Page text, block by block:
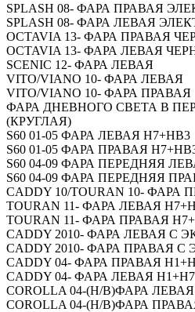
SPLASH 08- ФАРА ПРАВАЯ
SPLASH 08- ФАРА ЛЕВАЯ
OCTAVIA 13- ФАРА ПРАВАЯ
OCTAVIA 13- ФАРА ЛЕВАЯ
SCENIC 12- ФАРА ЛЕВАЯ
VITO/VIANO 10- ФАРА ЛЕВАЯ
VITO/VIANO 10- ФАРА ПРАВАЯ
ФАРА ДНЕВНОГО СВЕТА В
(КРУГЛАЯ)
S60 01-05 ФАРА ЛЕВАЯ H7+HB3
S60 01-05 ФАРА ПРАВАЯ
S60 04-09 ФАРА ПЕРЕДНЯЯ
S60 04-09 ФАРА ПЕРЕДНЯЯ
CADDY 10/TOURAN 10- ФАРА
TOURAN 11- ФАРА ЛЕВАЯ
TOURAN 11- ФАРА ПРАВАЯ
CADDY 2010- ФАРА ЛЕВАЯ С
CADDY 2010- ФАРА ПРАВАЯ С
CADDY 04- ФАРА ПРАВАЯ
CADDY 04- ФАРА ЛЕВАЯ H1+H7
COROLLA 04-(H/B)ФАРА
COROLLA 04-(H/B)ФАРА